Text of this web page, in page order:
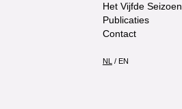
Het Vijfde Seizoen
Publicaties
Contact
NL / EN